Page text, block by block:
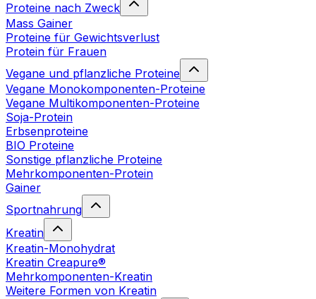
Proteine nach Zweck
Mass Gainer
Proteine für Gewichtsverlust
Protein für Frauen
Vegane und pflanzliche Proteine
Vegane Monokomponenten-Proteine
Vegane Multikomponenten-Proteine
Soja-Protein
Erbsenproteine
BIO Proteine
Sonstige pflanzliche Proteine
Mehrkomponenten-Protein
Gainer
Sportnahrung
Kreatin
Kreatin-Monohydrat
Kreatin Creapure®
Mehrkomponenten-Kreatin
Weitere Formen von Kreatin